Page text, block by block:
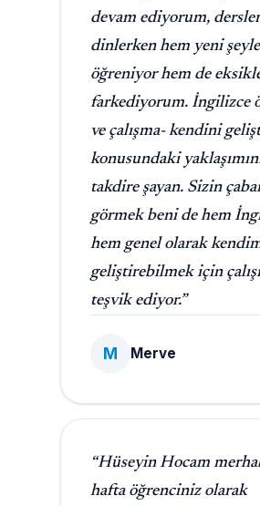
devam ediyorum,
dinlerken hem yeni
öğreniyor hem de
farkediyorum. İngilizce
ve çalışma- kendini
konusundaki
takdire şayan. Sizin
görmek beni de hem
hem genel olarak
geliştirebilmek için
teşvik ediyor.”
M Merve
“Hüseyin Hocam
hafta öğrenciniz olarak